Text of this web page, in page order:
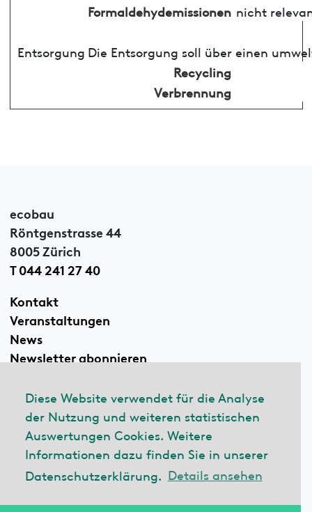
Diese Website verwendet für die Analyse
der Nutzung und weiteren statistischen
Auswertungen Cookies. Weitere
Informationen dazu finden Sie in unserer
Datenschutzerklärung. Details ansehen
Formaldehydemissionen nicht
Entsorgung Die Entsorgung soll über einen
Recycling
Verbrennung
ecobau
Röntgenstrasse 44
8005 Zürich
T 044 241 27 40
Kontakt
Veranstaltungen
News
Newsletter abonnieren
Linkedin
© 2026 ecobau